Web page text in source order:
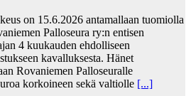
on 15.6.2026 antamallaan tuomiolla
Palloseura ry:n entisen
4 kuukauden ehdolliseen
kavalluksesta. Hänet
Rovaniemen Palloseuralle
korkoineen sekä valtiolle [...]